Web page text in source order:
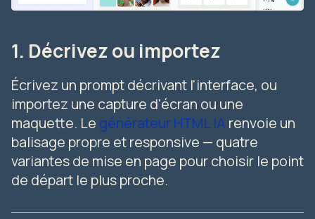
1. Décrivez ou importez
Écrivez un prompt décrivant l'interface, ou
importez une capture d'écran ou une
maquette. Le générateur HTML IA renvoie un
balisage propre et responsive — quatre
variantes de mise en page pour choisir le point
de départ le plus proche.